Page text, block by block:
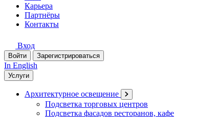
Карьера
Партнёры
Контакты
Вход
Войти Зарегистрироваться
In English
Услуги
Архитектурное освещение
Подсветка торговых центров
Подсветка фасадов ресторанов, кафе